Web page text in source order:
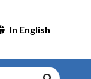
In English